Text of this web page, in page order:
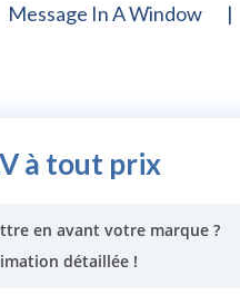
Message In A Window
à tout prix
en avant votre marque ?
détaillée !